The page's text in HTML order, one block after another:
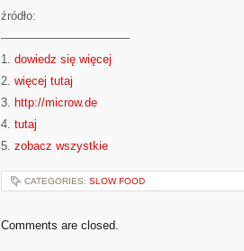
źródło:
———————————
1. dowiedz się więcej
2. więcej tutaj
3. http://microw.de
4. tutaj
5. zobacz wszystkie
CATEGORIES: SLOW FOOD
Comments are closed.